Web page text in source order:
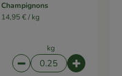
Champignons
14,95 € /kg
kg
Artikelanzahl